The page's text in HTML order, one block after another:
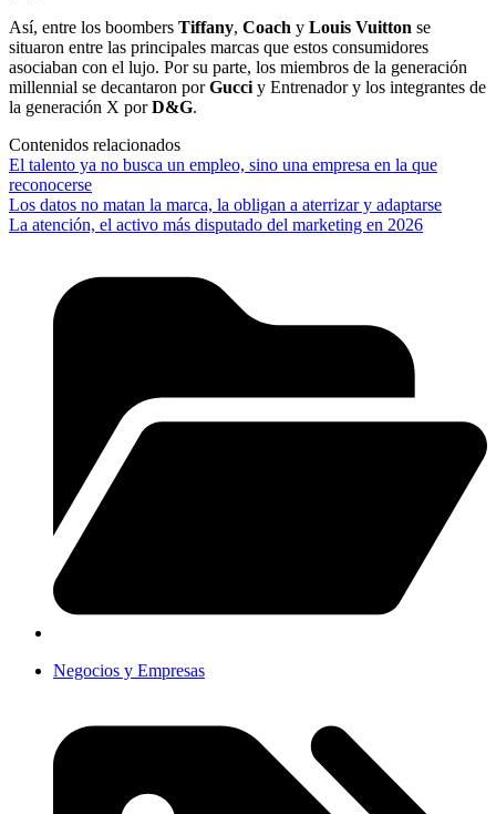
Así, entre los boombers Tiffany, Coach y Louis Vuitton se
situaron entre las principales marcas que estos consumidores
asociaban con el lujo. Por su parte, los miembros de la generación
millennial se decantaron porGucci y Entrenador y los integrantes de
la generación X porD&G.
Contenidos relacionados
El talento ya no busca un empleo, sino una empresa en la que
reconocerse
Los datos no matan la marca, la obligan a aterrizar y adaptarse
La atención, el activo más disputado del marketing en 2026
Negocios y Empresas